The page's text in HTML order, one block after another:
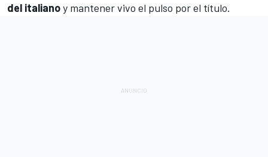
del italianoy mantener vivo el pulso por el título.